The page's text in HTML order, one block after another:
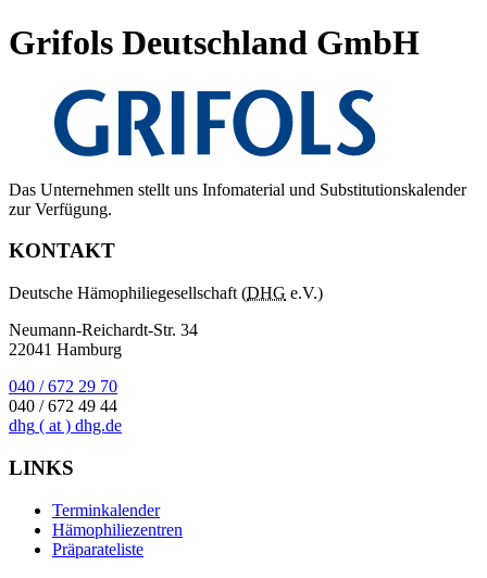
Grifols Deutschland GmbH
Das Unternehmen stellt uns Infomaterial und Substitutionskalender
zur Verfügung.
KONTAKT
Deutsche Hämophiliegesellschaft (DHG e.V.)
Neumann-Reichardt-Str. 34
22041 Hamburg
040 / 672 29 70
040 / 672 49 44
dhg ( at ) dhg.de
LINKS
Terminkalender
Hämophiliezentren
Präparateliste